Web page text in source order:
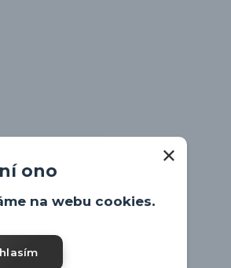
ono
na webu cookies.